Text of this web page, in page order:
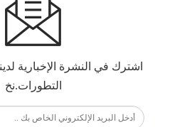
اشترك في النشرة الإخبارية
التطورات.نخ